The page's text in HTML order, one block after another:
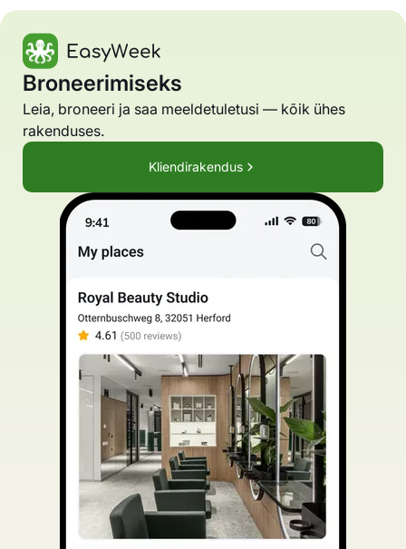
Broneerimiseks
Leia, broneeri ja saa meeldetuletusi — kõik ühes
rakenduses.
Kliendirakendus